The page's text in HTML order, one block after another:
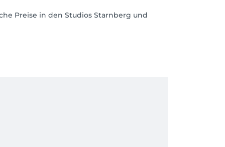
Preise in den Studios Starnberg und